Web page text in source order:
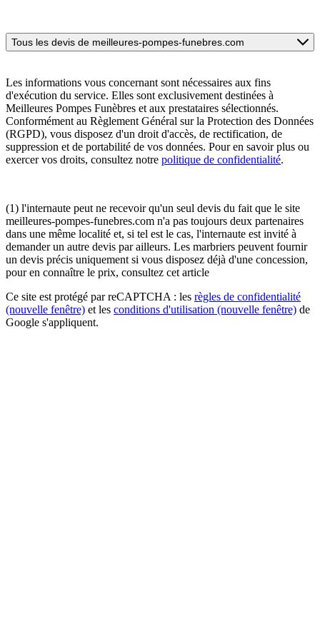
Tous les devis de meilleures-pompes-funebres.com
Les informations vous concernant sont nécessaires aux fins
d'exécution du service. Elles sont exclusivement destinées à
Meilleures Pompes Funèbres et aux prestataires sélectionnés.
Conformément au Règlement Général sur la Protection des Données
(RGPD), vous disposez d'un droit d'accès, de rectification, de
suppression et de portabilité de vos données. Pour en savoir plus ou
exercer vos droits, consultez notre politique de confidentialité.
(1) l'internaute peut ne recevoir qu'un seul devis du fait que le site
meilleures-pompes-funebres.com n'a pas toujours deux partenaires
dans une même localité et, si tel est le cas, l'internaute est invité à
demander un autre devis par ailleurs. Les marbriers peuvent fournir
un devis précis uniquement si vous disposez déjà d'une concession,
pour en connaître le prix, consultez cet article
Ce site est protégé par reCAPTCHA : les règles de confidentialité
(nouvelle fenêtre) et les conditions d'utilisation (nouvelle fenêtre) de
Google s'appliquent.